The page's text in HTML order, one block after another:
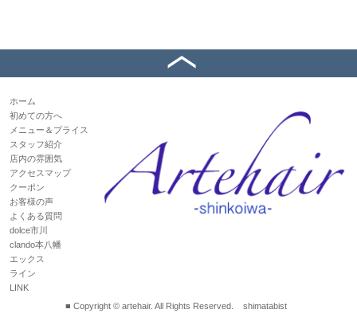
ホーム
初めての方へ
メニュー＆プライス
スタッフ紹介
店内の雰囲気
アクセスマップ
クーポン
お客様の声
よくある質問
dolce市川
clando本八幡
エックス
ライン
LINK
■ Copyright © artehair. All Rights Reserved.
shimatabist